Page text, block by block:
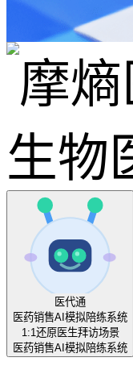
生物
医代通
医药销售AI模拟陪练系统
1:1还原医生拜访场景
医药销售AI模拟陪练系统